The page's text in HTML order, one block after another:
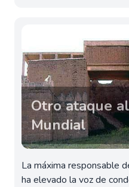
Otro ataque
Mundial
La máxima responsable
ha elevado la voz de